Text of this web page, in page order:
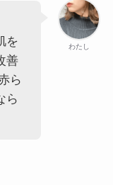
わたし
を
善
ら
ら